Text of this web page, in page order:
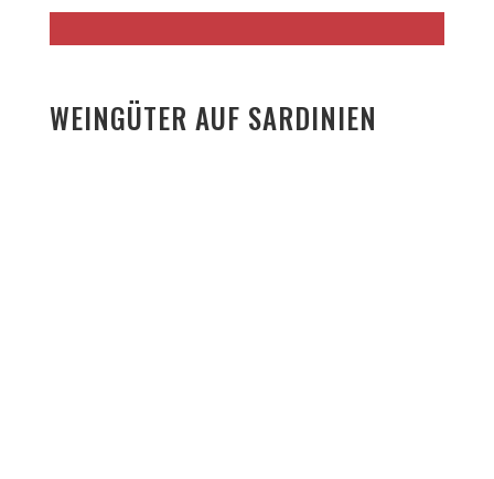
WEINGÜTER AUF SARDINIEN